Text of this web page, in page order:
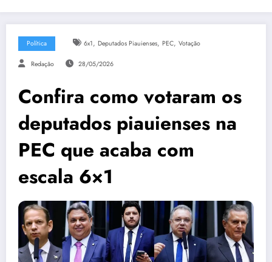
Política 6x1, Deputados Piauienses, PEC, Votação
Redação 28/05/2026
Confira como votaram os
deputados piauienses na
PEC que acaba com
escala 6×1